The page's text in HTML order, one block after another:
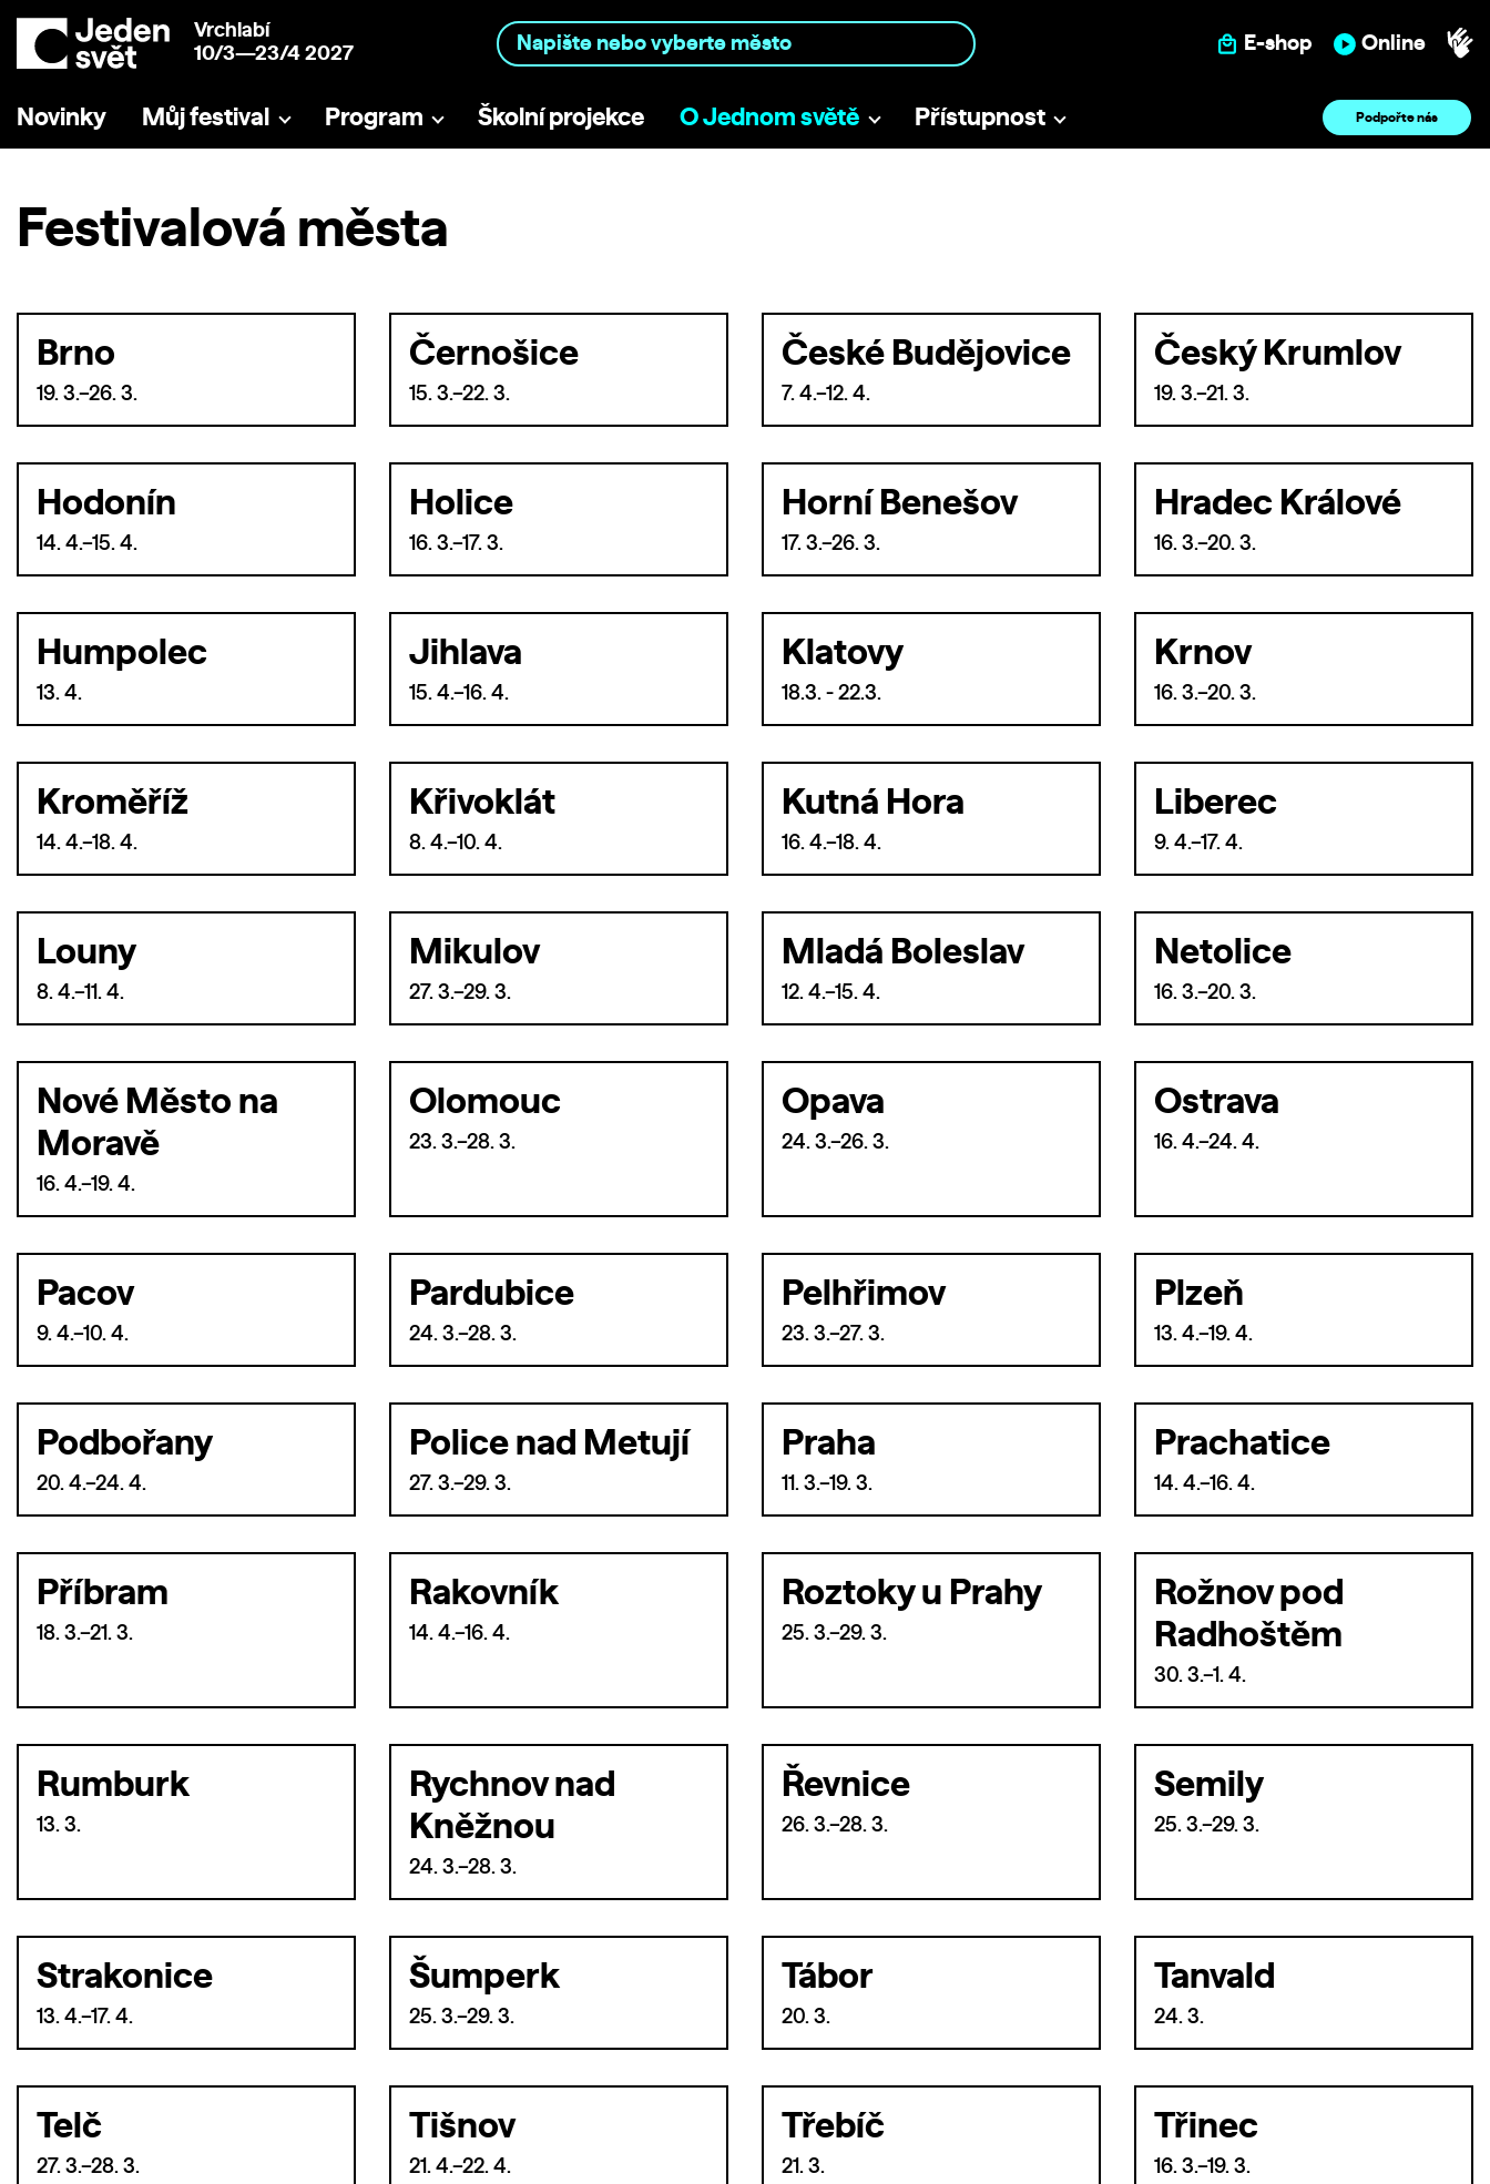
Vrchlabí
10/3—23/4 2027
E-shop Online
Novinky Můj festival Program Školní projekce O Jednom světě Přístupnost Podpořte nás
Festivalová města
Brno
19. 3.–26. 3.
Černošice
15. 3.–22. 3.
České Budějovice
7. 4.–12. 4.
Český Krumlov
19. 3.–21. 3.
Hodonín
14. 4.–15. 4.
Holice
16. 3.–17. 3.
Horní Benešov
17. 3.–26. 3.
Hradec Králové
16. 3.–20. 3.
Humpolec
13. 4.
Jihlava
15. 4.–16. 4.
Klatovy
18.3. - 22.3.
Krnov
16. 3.–20. 3.
Kroměříž
14. 4.–18. 4.
Křivoklát
8. 4.–10. 4.
Kutná Hora
16. 4.–18. 4.
Liberec
9. 4.–17. 4.
Louny
8. 4.–11. 4.
Mikulov
27. 3.–29. 3.
Mladá Boleslav
12. 4.–15. 4.
Netolice
16. 3.–20. 3.
Nové Město na
Moravě
16. 4.–19. 4.
Olomouc
23. 3.–28. 3.
Opava
24. 3.–26. 3.
Ostrava
16. 4.–24. 4.
Pacov
9. 4.–10. 4.
Pardubice
24. 3.–28. 3.
Pelhřimov
23. 3.–27. 3.
Plzeň
13. 4.–19. 4.
Podbořany
20. 4.–24. 4.
Police nad Metují
27. 3.–29. 3.
Praha
11. 3.–19. 3.
Prachatice
14. 4.–16. 4.
Příbram
18. 3.–21. 3.
Rakovník
14. 4.–16. 4.
Roztoky u Prahy
25. 3.–29. 3.
Rožnov pod
Radhoštěm
30. 3.–1. 4.
Rumburk
13. 3.
Rychnov nad
Kněžnou
24. 3.–28. 3.
Řevnice
26. 3.–28. 3.
Semily
25. 3.–29. 3.
Strakonice
13. 4.–17. 4.
Šumperk
25. 3.–29. 3.
Tábor
20. 3.
Tanvald
24. 3.
Telč
27. 3.–28. 3.
Tišnov
21. 4.–22. 4.
Třebíč
21. 3.
Třinec
16. 3.–19. 3.